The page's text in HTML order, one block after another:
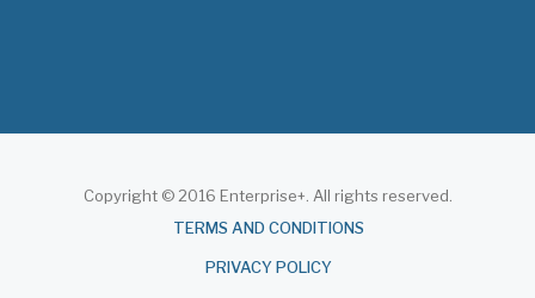
Copyright © 2016 Enterprise+. All rights reserved.
TERMS AND CONDITIONS
PRIVACY POLICY